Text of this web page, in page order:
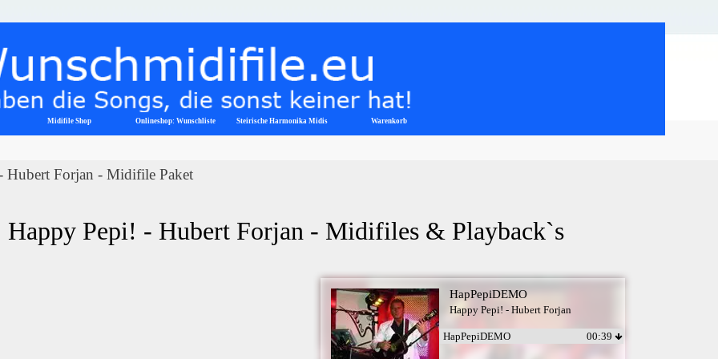
Menü überspringen
Midifile Shop ▼
Onlineshop: Wunschliste Steirische Harmonika Midis ▼
Warenkorb
Hubert Forjan - Midifile Paket
Happy Pepi! - Hubert Forjan - Midifiles & Playback`s
HapPepiDEMO
Happy Pepi! - Hubert Forjan
HapPepiDEMO 00:39